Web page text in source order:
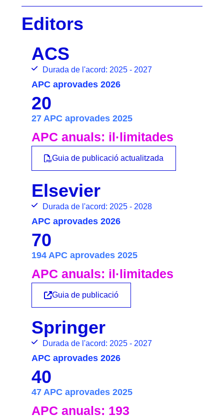
Editors
ACS
Durada de l'acord: 2025 - 2027
APC aprovades 2026
20
27 APC aprovades 2025
APC anuals: il·limitades
Guia de publicació actualitzada
Elsevier
Durada de l'acord: 2025 - 2028
APC aprovades 2026
70
194 APC aprovades 2025
APC anuals: il·limitades
Guia de publicació
Springer
Durada de l'acord: 2025 - 2027
APC aprovades 2026
40
47 APC aprovades 2025
APC anuals: 193